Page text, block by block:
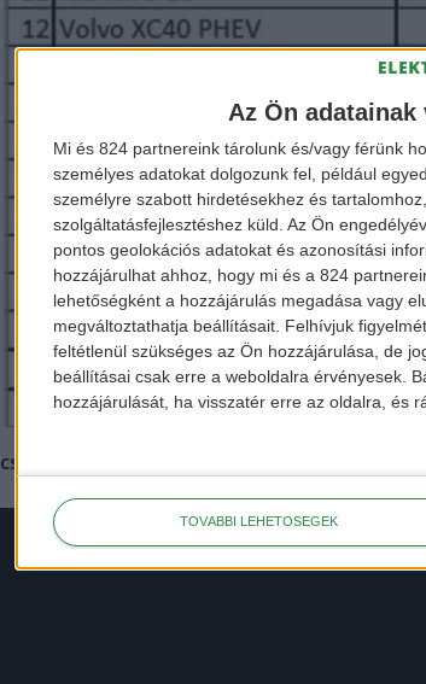
Az Ön
Mi és 824 partnereink tárolunk és/vagy férünk
személyes adatokat dolgozunk fel, például
személyre szabott hirdetésekhez és
szolgáltatásfejlesztéshez küld. Az Ön
pontos geolokációs adatokat és azonosítási
hozzájárulhat ahhoz, hogy mi és a 824
lehetőségként a hozzájárulás megadása vagy
megváltoztathatja beállításait. Felhívjuk
feltétlenül szükséges az Ön hozzájárulása, de
beállításai csak erre a weboldalra érvényesek.
hozzájárulását, ha visszatér erre az oldalra, és
TOVÁBBI LEHETŐSÉGEK
csatornánkat további e-mobility tartalomért